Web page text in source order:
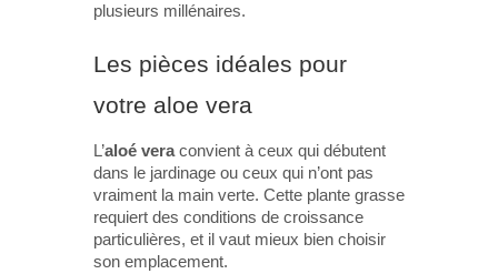
plusieurs millénaires.
Les pièces idéales pour
votre aloe vera
L’aloé veraconvient à ceux qui débutent
dans le jardinage ou ceux qui n’ont pas
vraiment la main verte. Cette plante grasse
requiert des conditions de croissance
particulières, et il vaut mieux bien choisir
son emplacement.